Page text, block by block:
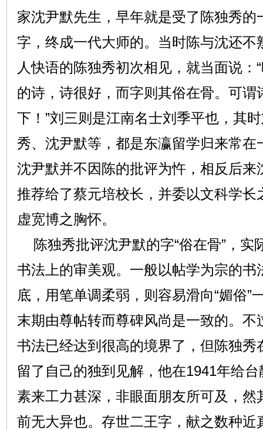
家沈尹默先生，早年就是受了陈独秀的
字，终成一代大师的。当时陈与沈还不
人快语的陈独秀初次相见，就当面说：
的诗，诗很好，而字则其俗在骨。可谓
下！”刘三则是江南名士刘季平也，其
秀、沈尹默等，都是东瀛留学归来常在
沈尹默并不因陈的批评为忤，相反后来
推荐给了蔡元培校长，并委以文科学长
虚宽博之胸怀。
陈独秀批评沈尹默的字“俗在骨”，实
书法上的审美观。一般以帖学为宗的书
底，用笔单调柔弱，则容易滑向“媚俗”
末期由尊帖转而尊碑风尚是一致的。不
书法已经达到很高的境界了，但陈独秀
留了自己的独到见解，他在1941年给
素来工力甚深，非眼面朋友所可及，然
前无大异也。存世二王字，献之数种近